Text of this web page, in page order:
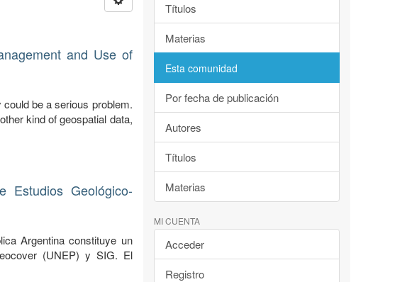
and Use of
be a serious problem.
kind of geospatial data,
Estudios Geológico-
Argentina constituye un
(UNEP) y SIG. El
Títulos
Materias
Esta comunidad
Por fecha de publicación
Autores
Títulos
Materias
MI CUENTA
Acceder
Registro